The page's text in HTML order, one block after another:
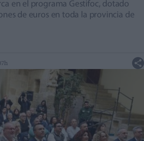
en el programa Gestifoc, dotado
de euros en toda la provincia de